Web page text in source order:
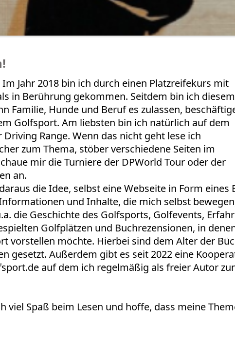
Jahr 2018 bin ich durch einen Platzreifekurs mit
in Berührung gekommen. Seitdem bin ich diesem
Familie, Hunde und Beruf es zulassen,
Golfsport. Am liebsten bin ich natürlich auf dem
Range. Wenn das nicht geht lese ich
zum Thema, stöber verschiedene Seiten im
mir die Turniere der DPWorld Tour oder der
an.
die Idee, selbst eine Webseite in Form eines
und Inhalte, die mich selbst
die Geschichte des Golfsports, Golfevents,
Golfplätzen und Buchrezensionen, in
vorstellen möchte. Hierbei sind dem Alter der
gesetzt. Außerdem gibt es seit 2022 eine
auf dem ich regelmäßig als freier Autor
viel Spaß beim Lesen und hoffe, dass meine